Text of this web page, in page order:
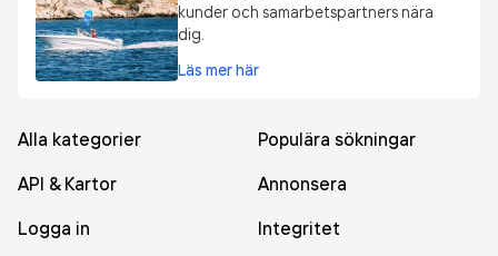
kunder och samarbetspartners nära
dig.
Läs mer här
Alla kategorier
Populära sökningar
API & Kartor
Annonsera
Logga in
Integritet